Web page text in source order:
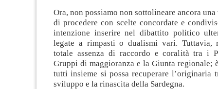
Ora, non possiamo non sottolineare ancora
di procedere con scelte concordate e
intenzione inserire nel dibattito politico
legate a rimpasti o dualismi vari. Tuttavia,
totale assenza di raccordo e coralità tra i
Gruppi di maggioranza e la Giunta regionale;
tutti insieme si possa recuperare l’originaria
sviluppo e la rinascita della Sardegna.